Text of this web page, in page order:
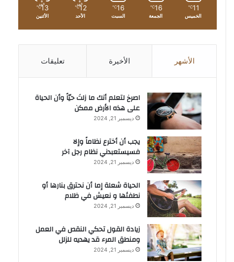
11
℃
الخميس
16
℃
الجمعة
16
℃
السبت
12
℃
الأحد
13
℃
الأثنين
الأشهر الأخيرة تعليقات
‫اصرخ لتعلم أنك ما زلتَ حيّاً وأن الحياة
على هذه الأرض ممكن
ديسمبر 21, 2024
يجب أن أخترع نظاماً وإلا
فسيستعبدني نظام رجل آخر
ديسمبر 21, 2024
الحياة شعلة إما أن نحترق بنارها أو
نطفئها و نعيش في ظلام
ديسمبر 21, 2024
زيادة القول تحكي النقص في العمل
ومنطق المرء قد يهديه للزلل
ديسمبر 21, 2024